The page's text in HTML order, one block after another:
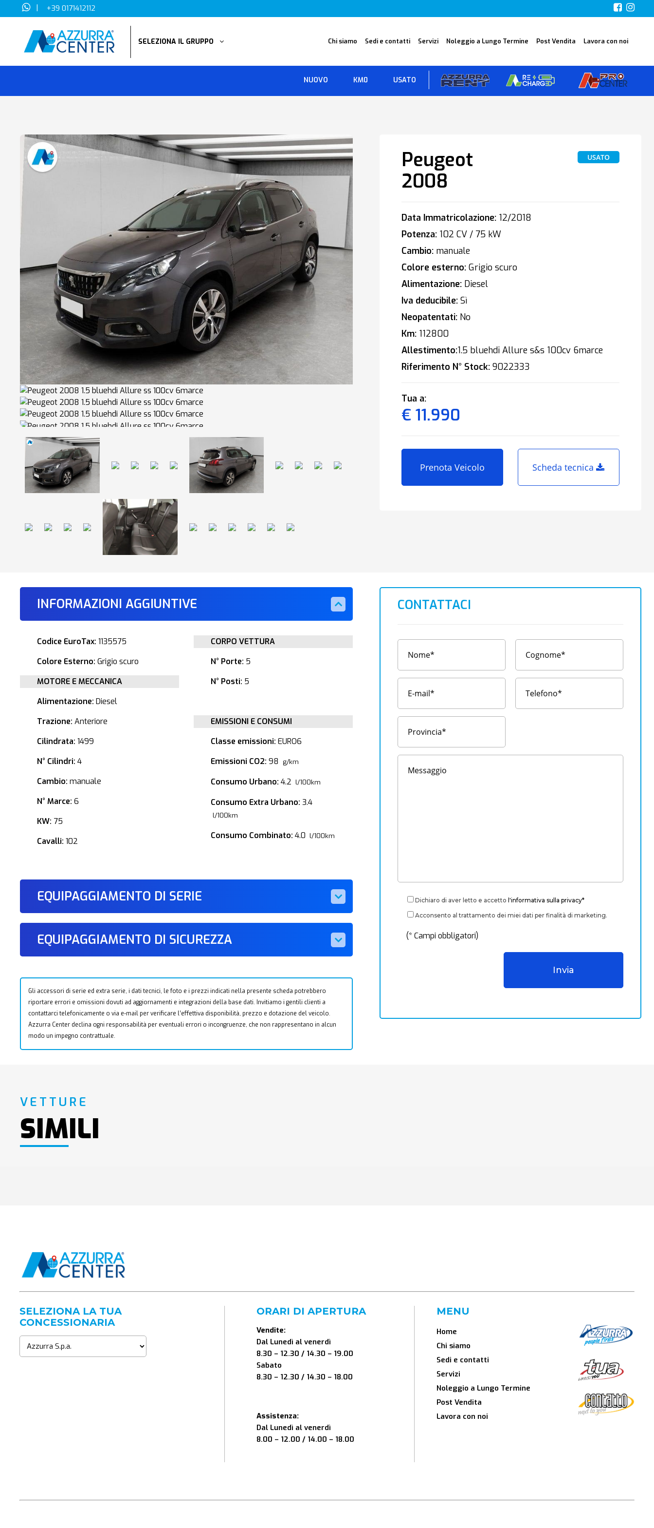
| +39 0171412112
SELEZIONA IL GRUPPO Chi siamo Sedi e contatti Servizi Noleggio a Lungo Termine Post Vendita Lavora con noi
NUOVO KM0 USATO
Peugeot
2008
USATO
Data Immatricolazione:12/2018
Potenza:102 CV / 75 kW
Cambio:manuale
Colore esterno:Grigio scuro
Alimentazione:Diesel
Iva deducibile:Sì
Neopatentati:No
Km:112800
Allestimento:1.5 bluehdi Allure s&s 100cv 6marce
Riferimento N° Stock:9022333
Tua a:
€ 11.990
Prenota Veicolo Scheda tecnica
INFORMAZIONI AGGIUNTIVE
Codice EuroTax: 1135575
Colore Esterno: Grigio scuro
MOTORE E MECCANICA
Alimentazione: Diesel
Trazione: Anteriore
Cilindrata: 1499
N° Cilindri: 4
Cambio: manuale
N° Marce: 6
KW: 75
Cavalli: 102
CORPO VETTURA
N° Porte: 5
N° Posti: 5
EMISSIONI E CONSUMI
Classe emissioni: EURO6
Emissioni CO2: 98 g/km
Consumo Urbano: 4.2 l/100km
Consumo Extra Urbano: 3.4
l/100km
Consumo Combinato: 4.0 l/100km
EQUIPAGGIAMENTO DI SERIE
EQUIPAGGIAMENTO DI SICUREZZA
Gli accessori di serie ed extra serie, i dati tecnici, le foto e i prezzi indicati nella presente scheda potrebbero
riportare errori e omissioni dovuti ad aggiornamenti e integrazioni della base dati. Invitiamo i gentili clienti a
contattarci telefonicamente o via e-mail per verificare l’effettiva disponibilità, prezzo e dotazione del veicolo.
Azzurra Center declina ogni responsabilità per eventuali errori o incongruenze, che non rappresentano in alcun
modo un impegno contrattuale.
CONTATTACI
Dichiaro di aver letto e accetto l'informativa sulla privacy*
Acconsento al trattamento dei miei dati per finalità di marketing.
(* Campi obbligatori)
VETTURE
SIMILI
SELEZIONA LA TUA
CONCESSIONARIA
ORARI DI APERTURA
Vendite:
Dal Lunedì al venerdì
8.30 – 12.30 / 14.30 – 19.00
Sabato
8.30 – 12.30 / 14.30 – 18.00
Assistenza:
Dal Lunedì al venerdì
8.00 – 12.00 / 14.00 – 18.00
MENU
Home
Chi siamo
Sedi e contatti
Servizi
Noleggio a Lungo Termine
Post Vendita
Lavora con noi